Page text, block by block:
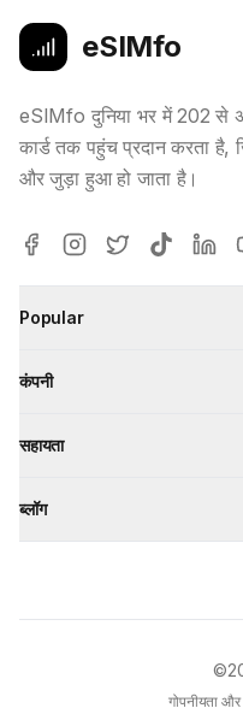
eSIMfo
eSIMfo दुनिया भर में 202 से
कार्ड तक पहुंच प्रदान करता
और जुड़ा हुआ हो जाता है।
Popular
कंपनी
सहायता
ब्लॉग
गोपनीयता